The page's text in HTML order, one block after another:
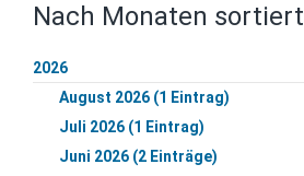
Nach Monaten sortiert
2026
August 2026 (1 Eintrag)
Juli 2026 (1 Eintrag)
Juni 2026 (2 Einträge)